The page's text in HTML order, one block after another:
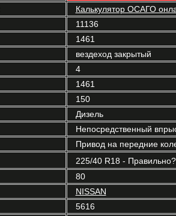
Калькулятор ОСАГО
11136
1461
вездеход закрытый
4
1461
150
Дизель
Непосредственный
Привод на передние
225/40 R18 -
80
NISSAN
5616